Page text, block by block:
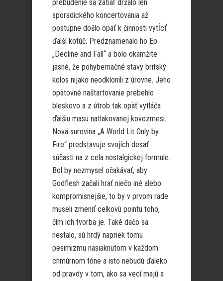
prebudenie sa zatiaľ držalo len
sporadického koncertovania až
postupne došlo opäť k činnosti vytĺcť
ďalší kotúč. Predznamenalo ho Ep
„Decline and Fall“ a bolo okamžite
jasné, že pohybernačné stavy britský
kolos nijako neodklonili z úrovne. Jeho
opätovné naštartovanie prebehlo
bleskovo a z útrob tak opäť vytláča
ďalšiu masu natlakovanej kovozmesi.
Nová surovina „A World Lit Only by
Fire“ predstavuje svojích desať
súčasti na z cela nostalgickej formule.
Bol by nezmysel očakávať, aby
Godflesh začali hrať niečo iné alebo
kompromisnejšie, to by v prvom rade
museli zmeniť celkovú pointu toho,
čím ich tvorba je. Také dačo sa
nestalo, sú hrdý napriek tomu
pesimizmu nasiaknutom v každom
chmúrnom tóne a isto nebudú ďaleko
od pravdy v tom, ako sa vecí majú a